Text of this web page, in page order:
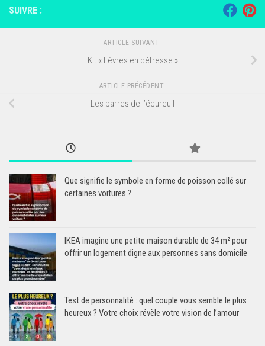
SUIVRE :
ARTICLE SUIVANT
Kit « Lèvres en détresse »
ARTICLE PRÉCÉDENT
Les barres de l’écureuil
Que signifie le symbole en forme de poisson collé sur
certaines voitures ?
IKEA imagine une petite maison durable de 34 m² pour
offrir un logement digne aux personnes sans domicile
Test de personnalité : quel couple vous semble le plus
heureux ? Votre choix révèle votre vision de l’amour